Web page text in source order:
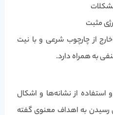
مثبت
از چارچوب شرعی و با نیت
به همراه دارد.
از نشانه‌ها و اشکال
به اهداف معنوی گفته